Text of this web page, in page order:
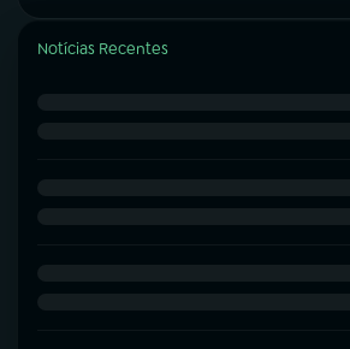
Notícias Recentes